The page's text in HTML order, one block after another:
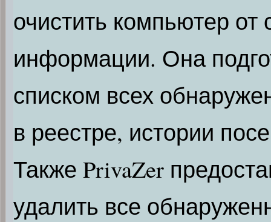
очистить компьютер
информации. Она
списком всех
в реестре, истории
Также PrivaZer
удалить все